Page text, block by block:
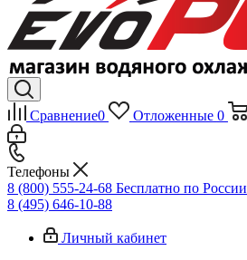
Сравнение0 Отложенные 0
Телефоны
8 (800) 555-24-68 Бесплатно по России
8 (495) 646-10-88
Личный кабинет